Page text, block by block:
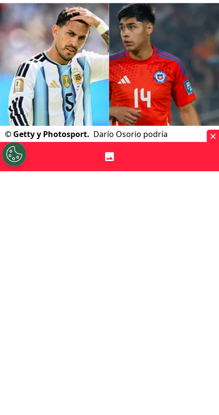
© Getty y Photosport. Darío Osorio podría
incorporarse al cuadro rossonero y tener a un campeón
y subcampeón del mundo como compañero.
Por Jorge Rubio
×